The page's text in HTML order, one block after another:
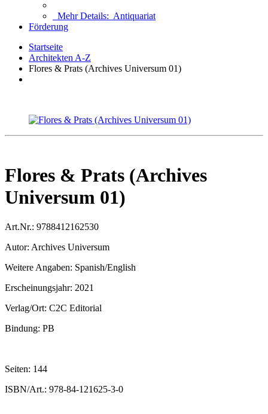
Mehr Details: Antiquariat
Förderung
Startseite
Architekten A-Z
Flores & Prats (Archives Universum 01)
Flores & Prats (Archives
Universum 01)
Art.Nr.: 9788412162530
Autor: Archives Universum
Weitere Angaben: Spanish/English
Erscheinungsjahr: 2021
Verlag/Ort: C2C Editorial
Bindung: PB
Seiten: 144
ISBN/Art.: 978-84-121625-3-0